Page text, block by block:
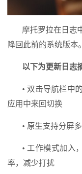
摩托罗拉在日志
降回此前的系统版本。
以下为更新日志
• 双击导航栏中
应用中来回切换
• 原生支持分屏
• 工作模式加入
率，减少打扰